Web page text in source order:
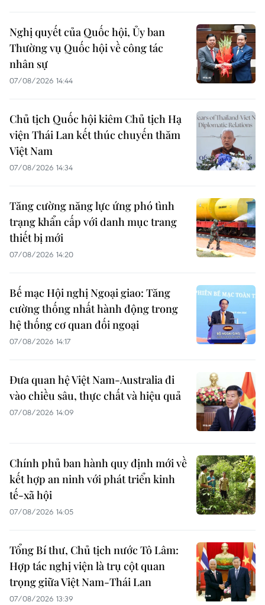
Nghị quyết của Quốc hội, Ủy ban
Thường vụ Quốc hội về công tác
nhân sự
07/08/2026 14:44
Chủ tịch Quốc hội kiêm Chủ tịch Hạ
viện Thái Lan kết thúc chuyến thăm
Việt Nam
07/08/2026 14:34
Tăng cường năng lực ứng phó tình
trạng khẩn cấp với danh mục trang
thiết bị mới
07/08/2026 14:20
Bế mạc Hội nghị Ngoại giao: Tăng
cường thống nhất hành động trong
hệ thống cơ quan đối ngoại
07/08/2026 14:17
Đưa quan hệ Việt Nam-Australia đi
vào chiều sâu, thực chất và hiệu quả
07/08/2026 14:09
Chính phủ ban hành quy định mới về
kết hợp an ninh với phát triển kinh
tế-xã hội
07/08/2026 14:05
Tổng Bí thư, Chủ tịch nước Tô Lâm:
Hợp tác nghị viện là trụ cột quan
trọng giữa Việt Nam-Thái Lan
07/08/2026 13:39